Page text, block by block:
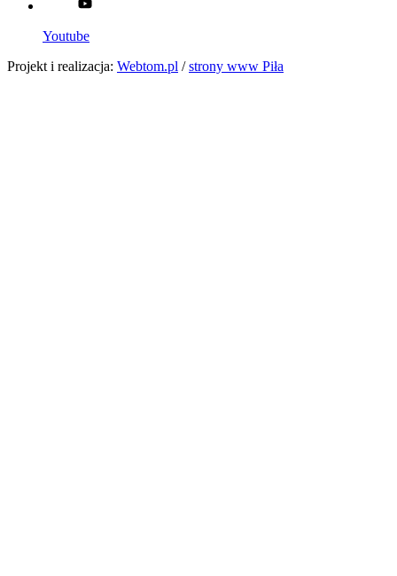
Youtube
Projekt i realizacja: Webtom.pl / strony www Piła